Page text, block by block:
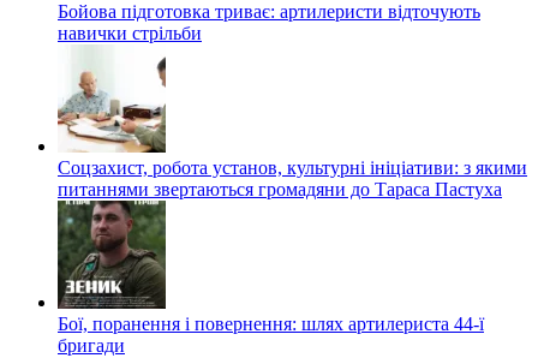
Бойова підготовка триває: артилеристи відточують
навички стрільби
Соцзахист, робота установ, культурні ініціативи: з якими
питаннями звертаються громадяни до Тараса Пастуха
Бої, поранення і повернення: шлях артилериста 44-ї
бригади